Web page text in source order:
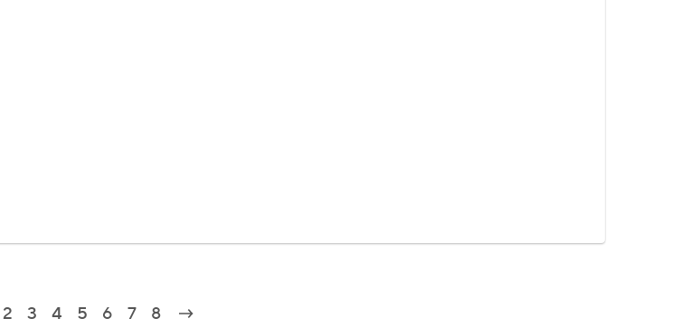
2 3 4 5 6 7 8